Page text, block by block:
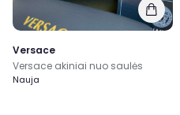
Versace
Versace akiniai nuo saulės
Nauja